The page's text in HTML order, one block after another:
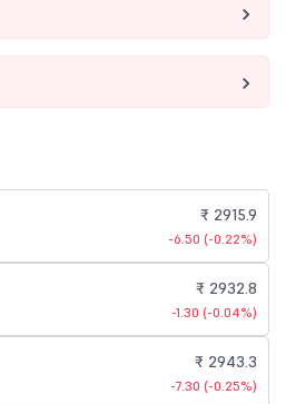
₹ 2915.9
-6.50 (-0.22%)
₹ 2932.8
-1.30 (-0.04%)
₹ 2943.3
-7.30 (-0.25%)